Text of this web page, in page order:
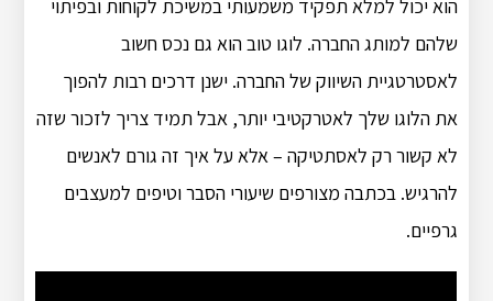
הוא יכול למלא תפקיד משמעותי במשיכת לקוחות ובפיתוי
שלהם למותג החברה. לוגו טוב הוא גם נכס חשוב
לאסטרטגיית השיווק של החברה. ישנן דרכים רבות להפוך
את הלוגו שלך לאטרקטיבי יותר, אבל תמיד צריך לזכור שזה
לא קשור רק לאסתטיקה – אלא על איך זה גורם לאנשים
להרגיש. בכתבה מצורפים שיעורי הסבר וטיפים למעצבים
גרפיים.